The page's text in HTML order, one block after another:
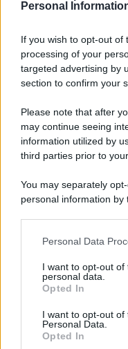
Personal
If you wish to opt-out of
processing of your
targeted advertising by
section to confirm your
Please note that after
may continue seeing
information utilized by
third parties prior to
You may separately
personal information by
This information may
disclose it to other
Please note that this
services and may
not limited to your visit
grant or deny consent
Personal Data
I want to opt-out
personal data.
Opted In
I want to opt-out of
Personal Data.
Opted In
LEGGI GRATIS
Categorie
Dizionario dei
Dizionario dei
Dizionario dei Sogni
Dizionario dei
Dizionario dei Sogni